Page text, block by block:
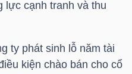
lực cạnh tranh và thu
ty phát sinh lỗ năm tài
kiện chào bán cho cổ